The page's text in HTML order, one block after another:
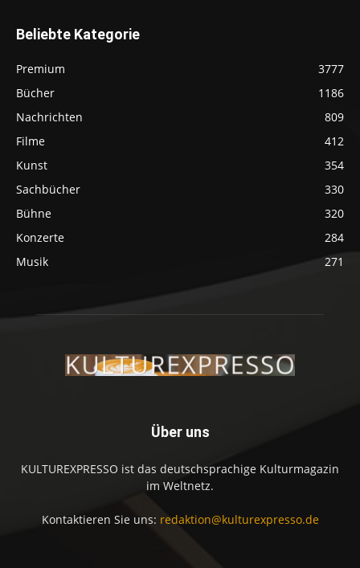
Beliebte Kategorie
Premium
3777
Bücher
1186
Nachrichten
809
Filme
412
Kunst
354
Sachbücher
330
Bühne
320
Konzerte
284
Musik
271
Über uns
KULTUREXPRESSO ist das deutschsprachige Kulturmagazin
im Weltnetz.
Kontaktieren Sie uns: redaktion@kulturexpresso.de